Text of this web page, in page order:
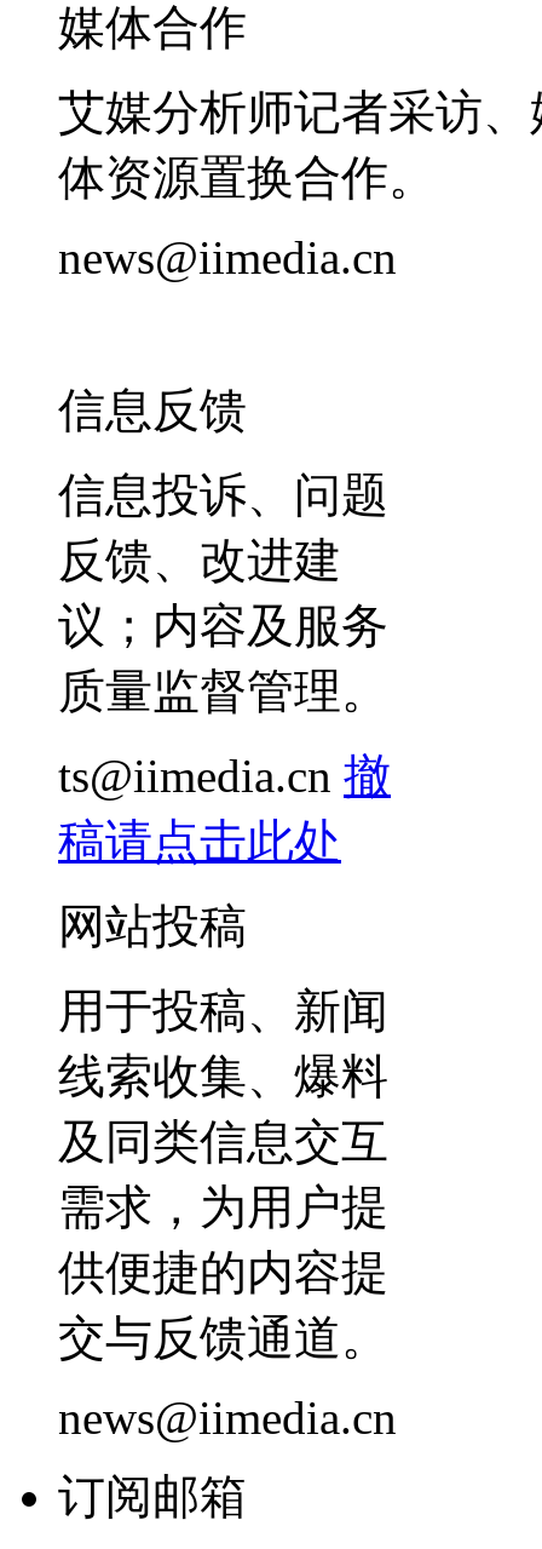
媒体合作
艾媒分析师记者采访
体资源置换合作。
news@iimedia.cn
信息反馈
信息投诉、问题
反馈、改进建
议；内容及服务
质量监督管理。
ts@iimedia.cn 撤
稿请点击此处
网站投稿
用于投稿、新闻
线索收集、爆料
及同类信息交互
需求，为用户提
供便捷的内容提
交与反馈通道。
news@iimedia.cn
订阅邮箱